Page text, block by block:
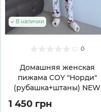
0
Домашняя женская
пижама COY "Норди"
(рубашка+штаны) NEW
В наличии
1 450 грн